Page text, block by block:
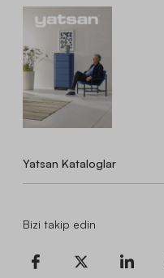
Yatsan Kataloglar
Bizi takip edin